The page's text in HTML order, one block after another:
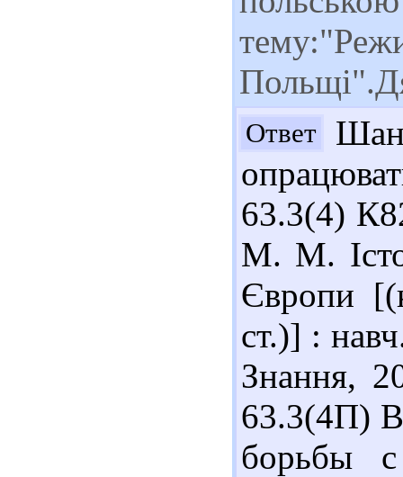
Ответ
63.3(4)
М. М.
Європи
ст.)] :
Знання,
63.3(4П)
борьбы